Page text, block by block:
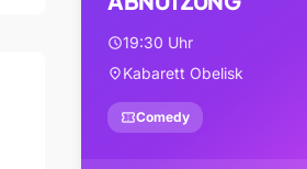
schedule19:30 Uhr
location_onKabarett Obelisk
confirmation_numberComedy